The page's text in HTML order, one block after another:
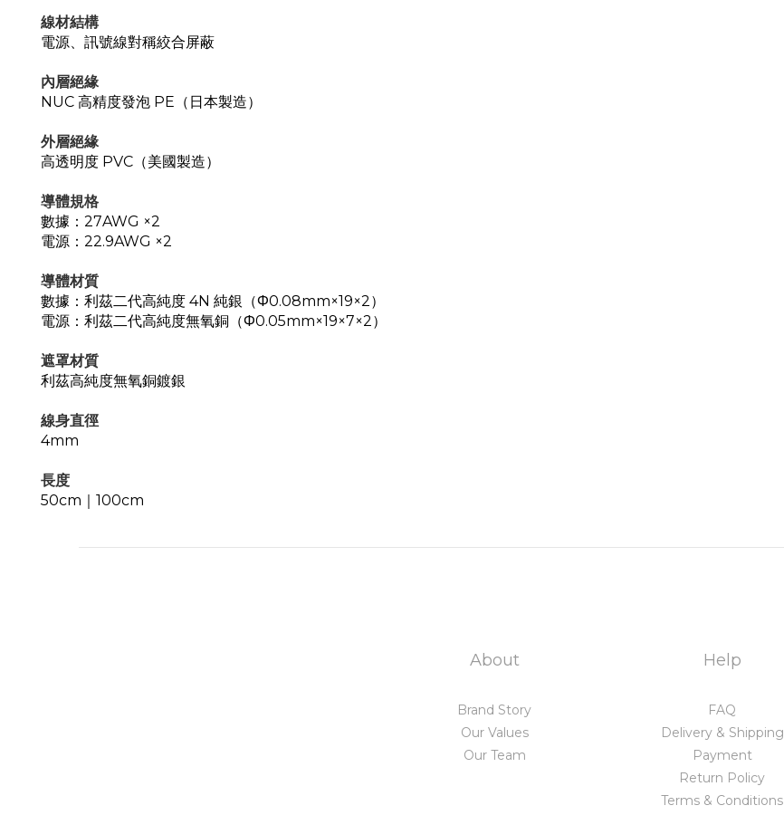
線材結構
電源、訊號線對稱絞合屏蔽
內層絕緣
NUC 高精度發泡 PE（日本製造）
外層絕緣
高透明度 PVC（美國製造）
導體規格
數據：27AWG ×2
電源：22.9AWG ×2
導體材質
數據：利茲二代高純度 4N 純銀（Φ0.08mm×19×2）
電源：利茲二代高純度無氧銅（Φ0.05mm×19×7×2）
遮罩材質
利茲高純度無氧銅鍍銀
線身直徑
4mm
長度
50cm｜100cm
About
Brand Story
Our Values
Our Team
Help
FAQ
Delivery & Shipping
Payment
Return Policy
Terms & Conditions